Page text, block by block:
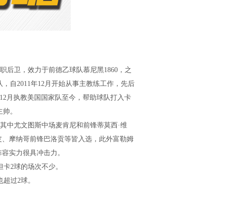
卫，效力于前德乙球队慕尼黑1860，之
自2011年12月开始从事主教练工作，先后
月执教美国国家队至今，帮助球队打入卡
。
尤文图斯中场麦肯尼和前锋蒂莫西·维
摩纳哥前锋巴洛贡等皆入选，此外富勒姆
实力很具冲击力。
2球的场次不少。
过2球。